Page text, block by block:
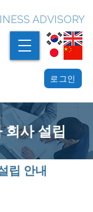
ADVISORY
로그인
회사 설립
립 안내